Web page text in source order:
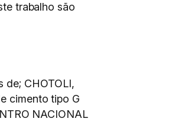
trabalho são
de; CHOTOLI,
cimento tipo G
NACIONAL